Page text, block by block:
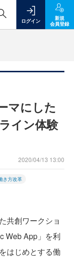
ログイン
新規
会員登録
マにした
イン体験
2020/04/13 13:00
き方改革
共創ワークショ
Web App」を利
はじめとする働